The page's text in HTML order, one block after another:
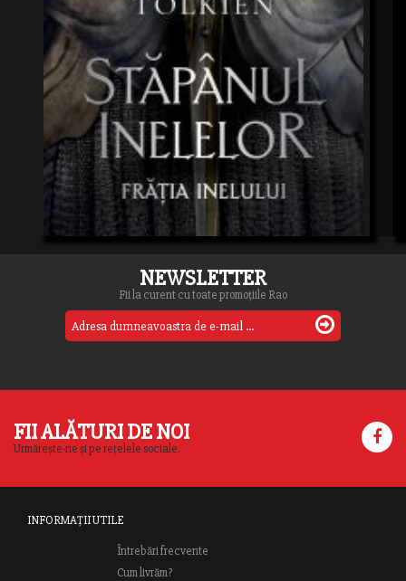
NEWSLETTER
Fii la curent cu toate promoțiile Rao
FII ALĂTURI DE NOI
Urmărește-ne și pe rețelele sociale.
INFORMAȚII UTILE
Întrebări frecvente
Cum livrăm?